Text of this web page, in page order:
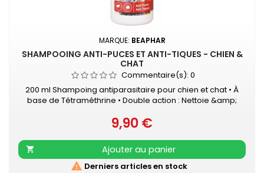
MARQUE: BEAPHAR
SHAMPOOING ANTI-PUCES ET ANTI-TIQUES - CHIEN &
CHAT
Commentaire(s): 0
200 ml Shampoing antiparasitaire pour chien et chat • À
base de Tétraméthrine • Double action : Nettoie &amp;
épidermes sensibles
Prix
9,90 €

Ajouter au panier
 Derniers articles en stock